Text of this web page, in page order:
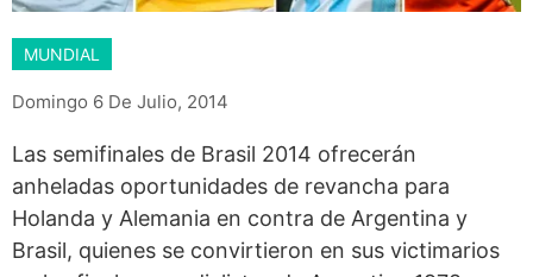
MUNDIAL
Domingo 6 De Julio, 2014
Las semifinales de Brasil 2014 ofrecerán
anheladas oportunidades de revancha para
Holanda y Alemania en contra de Argentina y
Brasil, quienes se convirtieron en sus victimarios